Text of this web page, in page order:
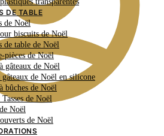
DE TABLE
de Noël
biscuits de Noël
de table de Noël
pièces de Noël
gâteaux de Noël
de Noël en silicone
bûches de Noël
de Noël
Noël
de Noël